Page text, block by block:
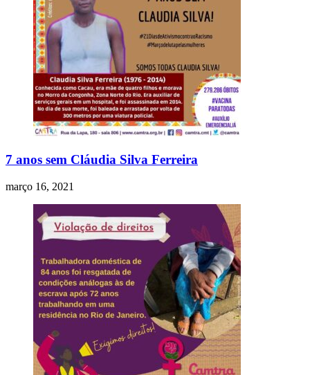
7 anos sem Cláudia Silva Ferreira
março 16, 2021